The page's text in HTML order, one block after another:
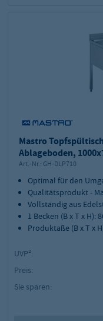
Mastro
Ablageboden,
Art.-Nr.: GH-DLP710
Optimal für den
Qualitätsprodukt -
Vollständig aus
1 Becken (B x T x H):
Produktaße (B x T x
UVP²:
Preis:
Sie sparen: